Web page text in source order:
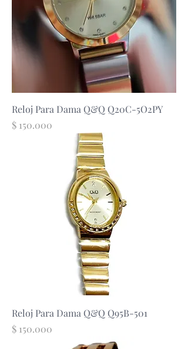
Reloj Para Dama Q&Q Q20C-5O2PY
Precio
$ 150.000
Reloj Para Dama Q&Q Q95B-501
Precio
$ 150.000